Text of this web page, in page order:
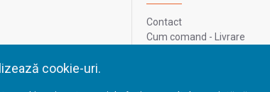
cookie-uri.
Contact
Cum comand - Livrare